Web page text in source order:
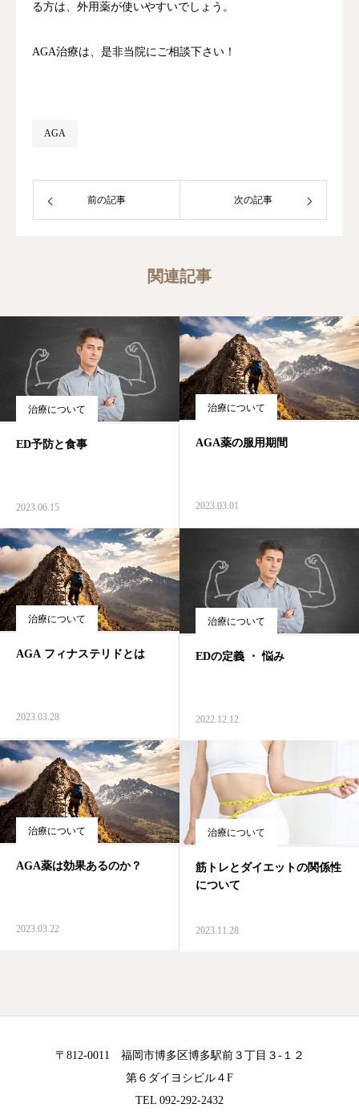
る方は、外用薬が使いやすいでしょう。
AGA治療は、是非当院にご相談下さい！
AGA
前の記事 次の記事
関連記事
治療について
ED予防と食事
2023.06.15
治療について
AGA薬の服用期間
2023.03.01
治療について
AGA フィナステリドとは
2023.03.28
治療について
EDの定義 ・ 悩み
2022.12.12
治療について
AGA薬は効果あるのか？
2023.03.22
治療について
筋トレとダイエットの関係性
について
2023.11.28
〒812-0011 福岡市博多区博多駅前３丁目３-１２
第６ダイヨシビル４F
TEL 092-292-2432